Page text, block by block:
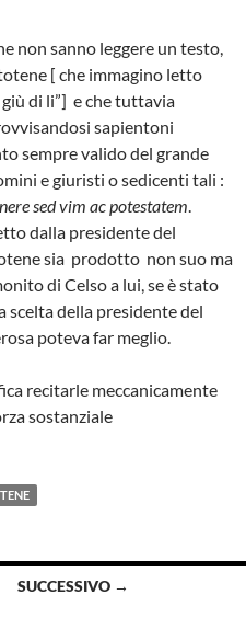
non sanno leggere un testo,
[ che immagino letto
di li”] e che tuttavia
sapientoni
sempre valido del grande
e giuristi o sedicenti tali :
sed vim ac potestatem.
dalla presidente del
sia prodotto non suo ma
di Celso a lui, se è stato
scelta della presidente del
poteva far meglio.
recitarle meccanicamente
sostanziale
SUCCESSIVO →